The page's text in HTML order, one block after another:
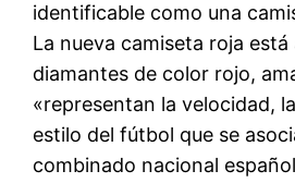
identificable como una
La nueva camiseta roja
diamantes de color rojo,
«representan la velocidad,
estilo del fútbol que se
combinado nacional